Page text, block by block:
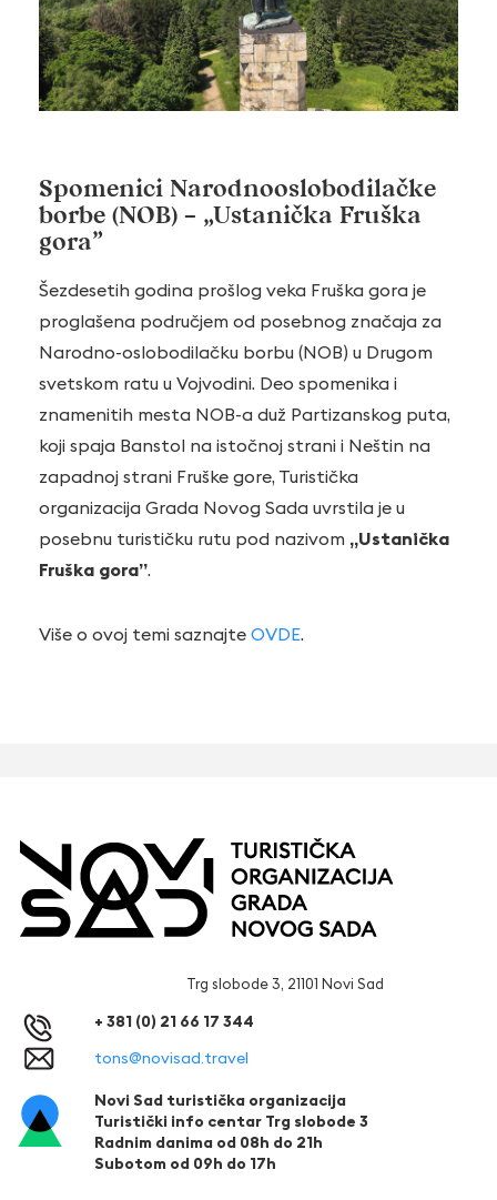
Spomenici Narodnooslobodilačke
borbe (NOB) – „Ustanička Fruška
gora”
Šezdesetih godina prošlog veka Fruška gora je
proglašena područjem od posebnog značaja za
Narodno-oslobodilačku borbu (NOB) u Drugom
svetskom ratu u Vojvodini. Deo spomenika i
znamenitih mesta NOB-a duž Partizanskog puta,
koji spaja Banstol na istočnoj strani i Neštin na
zapadnoj strani Fruške gore, Turistička
organizacija Grada Novog Sada uvrstila je u
posebnu turističku rutu pod nazivom „Ustanička
Fruška gora”.
Više o ovoj temi saznajte OVDE.
Trg slobode 3, 21101 Novi Sad
+ 381 (0) 21 66 17 344
tons@novisad.travel
Novi Sad turistička organizacija
Turistički info centar Trg slobode 3
Radnim danima od 08h do 21h
Subotom od 09h do 17h